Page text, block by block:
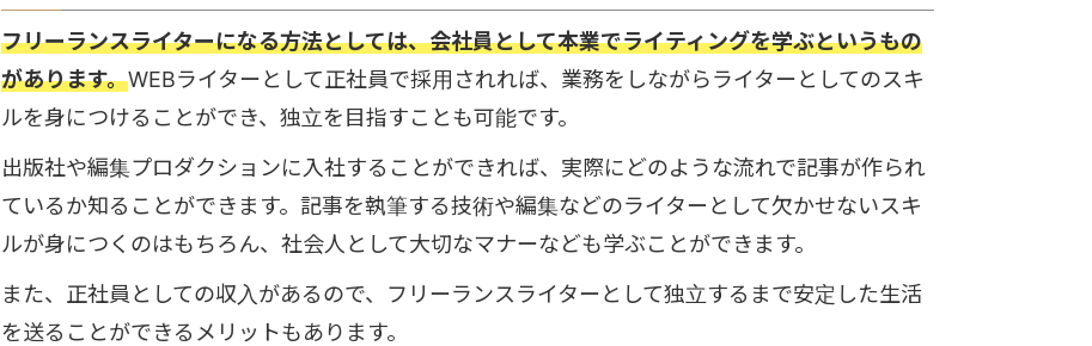
フリーランスライターになる方法としては、会社員として本業でライティングを学ぶというもの
があります。WEBライターとして正社員で採用されれば、業務をしながらライターとしてのスキ
ルを身につけることができ、独立を目指すことも可能です。
出版社や編集プロダクションに入社することができれば、実際にどのような流れで記事が作られ
ているか知ることができます。記事を執筆する技術や編集などのライターとして欠かせないスキ
ルが身につくのはもちろん、社会人として大切なマナーなども学ぶことができます。
また、正社員としての収入があるので、フリーランスライターとして独立するまで安定した生活
を送ることができるメリットもあります。